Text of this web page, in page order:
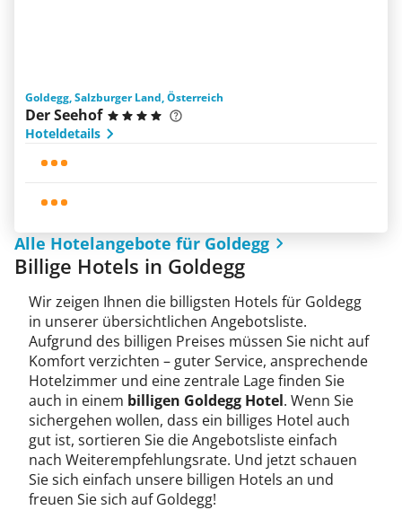
Goldegg, Salzburger Land, Österreich
Der Seehof
Hoteldetails
Alle Hotelangebote für Goldegg
Billige Hotels in Goldegg
Wir zeigen Ihnen die billigsten Hotels für Goldegg
in unserer übersichtlichen Angebotsliste.
Aufgrund des billigen Preises müssen Sie nicht auf
Komfort verzichten – guter Service, ansprechende
Hotelzimmer und eine zentrale Lage finden Sie
auch in einem billigen Goldegg Hotel. Wenn Sie
sichergehen wollen, dass ein billiges Hotel auch
gut ist, sortieren Sie die Angebotsliste einfach
nach Weiterempfehlungsrate. Und jetzt schauen
Sie sich einfach unsere billigen Hotels an und
freuen Sie sich auf Goldegg!